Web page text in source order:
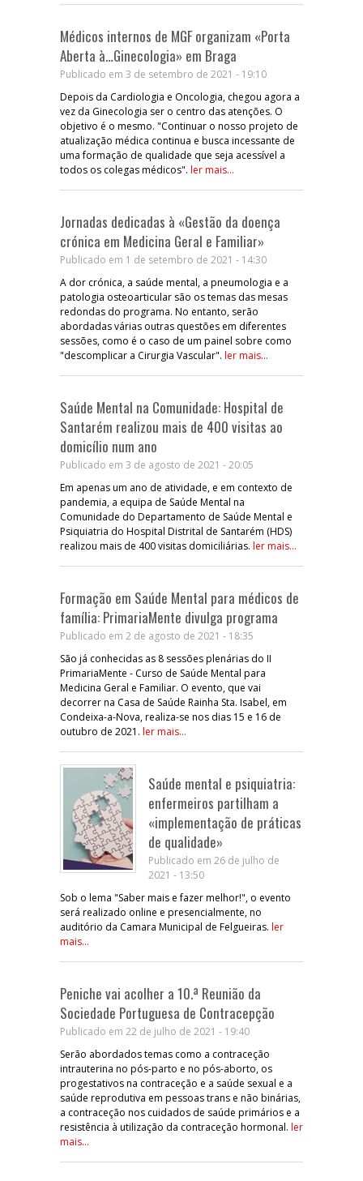
Médicos internos de MGF organizam «Porta
Aberta à…Ginecologia» em Braga
Publicado em 3 de setembro de 2021 - 19:10
Depois da Cardiologia e Oncologia, chegou agora a
vez da Ginecologia ser o centro das atenções. O
objetivo é o mesmo. "Continuar o nosso projeto de
atualização médica continua e busca incessante de
uma formação de qualidade que seja acessível a
todos os colegas médicos". ler mais...
Jornadas dedicadas à «Gestão da doença
crónica em Medicina Geral e Familiar»
Publicado em 1 de setembro de 2021 - 14:30
A dor crónica, a saúde mental, a pneumologia e a
patologia osteoarticular são os temas das mesas
redondas do programa. No entanto, serão
abordadas várias outras questões em diferentes
sessões, como é o caso de um painel sobre como
"descomplicar a Cirurgia Vascular". ler mais...
Saúde Mental na Comunidade: Hospital de
Santarém realizou mais de 400 visitas ao
domicílio num ano
Publicado em 3 de agosto de 2021 - 20:05
Em apenas um ano de atividade, e em contexto de
pandemia, a equipa de Saúde Mental na
Comunidade do Departamento de Saúde Mental e
Psiquiatria do Hospital Distrital de Santarém (HDS)
realizou mais de 400 visitas domiciliárias. ler mais...
Formação em Saúde Mental para médicos de
família: PrimariaMente divulga programa
Publicado em 2 de agosto de 2021 - 18:35
São já conhecidas as 8 sessões plenárias do II
PrimariaMente - Curso de Saúde Mental para
Medicina Geral e Familiar. O evento, que vai
decorrer na Casa de Saúde Rainha Sta. Isabel, em
Condeixa-a-Nova, realiza-se nos dias 15 e 16 de
outubro de 2021. ler mais...
Saúde mental e psiquiatria:
enfermeiros partilham a
«implementação de práticas
de qualidade»
Publicado em 26 de julho de
2021 - 13:50
Sob o lema "Saber mais e fazer melhor!", o evento
será realizado online e presencialmente, no
auditório da Camara Municipal de Felgueiras. ler
mais...
Peniche vai acolher a 10.ª Reunião da
Sociedade Portuguesa de Contracepção
Publicado em 22 de julho de 2021 - 19:40
Serão abordados temas como a contraceção
intrauterina no pós-parto e no pós-aborto, os
progestativos na contraceção e a saúde sexual e a
saúde reprodutiva em pessoas trans e não binárias,
a contraceção nos cuidados de saúde primários e a
resistência à utilização da contraceção hormonal. ler
mais...